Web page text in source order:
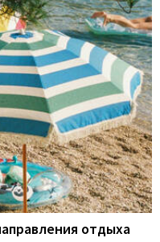
отдыха